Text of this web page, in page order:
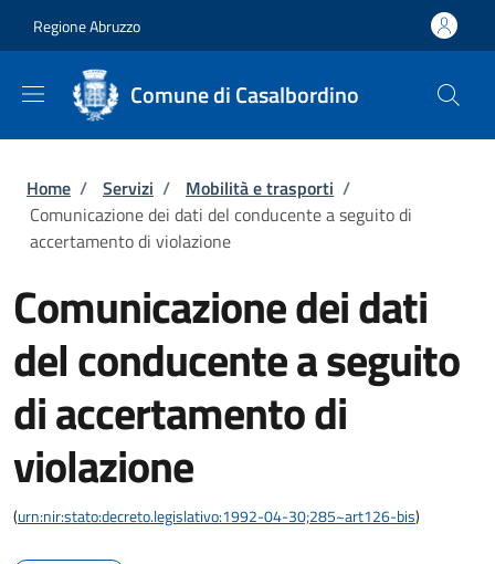
Regione Abruzzo
Comune di Casalbordino
Briciole di pane
Home / Servizi / Mobilità e trasporti /
Comunicazione dei dati del conducente a seguito di
accertamento di violazione
Comunicazione dei dati
del conducente a seguito
di accertamento di
violazione
(urn:nir:stato:decreto.legislativo:1992-04-30;285~art126-bis)